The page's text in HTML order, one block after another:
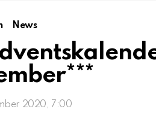
News
2020, 7:00